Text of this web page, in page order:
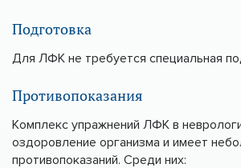
Подготовка
Для ЛФК не требуется специальная
Противопоказания
Комплекс упражнений ЛФК в
оздоровление организма и имеет
противопоказаний. Среди них: